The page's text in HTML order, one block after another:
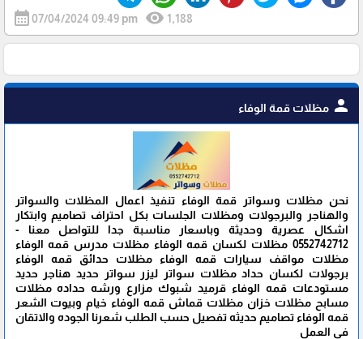
calendar_month07/04/2024 09:49 pm visibility 1,188
person مظلات قمة الوفاء
نحن مظلات وسواتر قمة الوفاء تنفيذ اعمال المظلات والسواتر
والهناجر والبرجولات ومظلات الجلسات بكل احتراف تصاميم وابتكار
اشكال عصرية وحديثة وباسعار مناسبة جدا للتواصل معنا -
0552742712 مظلات لكسان قمه الوفاء مظلات مدرس قمه الوفاء
مظلات مواقف سيارات قمه الوفاء مظلات حدائق قمه الوفاء
برجولات لكسان حداد مظلات سواتر ليزر سواتر حديد هناجر حديد
مستودعات قمه الوفاء قرميد شبوك مزارع ورشه حداده مظلات
مسابح مظلات خزان مظلات قماش قمه الوفاء خيام وبيوت الشعر
قمه الوفاء تصاميم حديثه تفصيل حسب الطلب شعرنا الجوده والاتقان
في العمل